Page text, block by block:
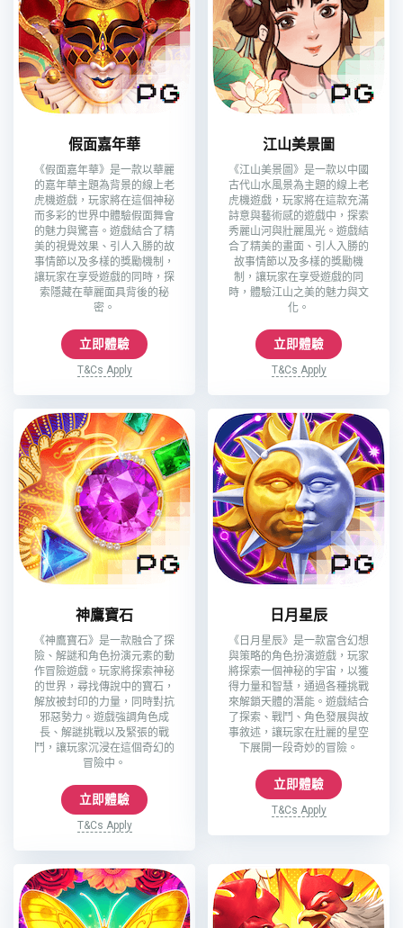
假面嘉年華
《假面嘉年華》是一款以華麗
的嘉年華主題為背景的線上老
虎機遊戲，玩家將在這個神秘
而多彩的世界中體驗假面舞會
的魅力與驚喜。遊戲結合了精
美的視覺效果、引人入勝的故
事情節以及多樣的獎勵機制，
讓玩家在享受遊戲的同時，探
索隱藏在華麗面具背後的秘
密。
立即體驗
T&Cs Apply
江山美景圖
《江山美景圖》是一款以中國
古代山水風景為主題的線上老
虎機遊戲，玩家將在這款充滿
詩意與藝術感的遊戲中，探索
秀麗山河與壯麗風光。遊戲結
合了精美的畫面、引人入勝的
故事情節以及多樣的獎勵機
制，讓玩家在享受遊戲的同
時，體驗江山之美的魅力與文
化。
立即體驗
T&Cs Apply
神鷹寶石
《神鷹寶石》是一款融合了探
險、解謎和角色扮演元素的動
作冒險遊戲。玩家將探索神秘
的世界，尋找傳說中的寶石，
解放被封印的力量，同時對抗
邪惡勢力。遊戲強調角色成
長、解謎挑戰以及緊張的戰
鬥，讓玩家沉浸在這個奇幻的
冒險中。
立即體驗
T&Cs Apply
日月星辰
《日月星辰》是一款富含幻想
與策略的角色扮演遊戲，玩家
將探索一個神秘的宇宙，以獲
得力量和智慧，通過各種挑戰
來解鎖天體的潛能。遊戲結合
了探索、戰鬥、角色發展與故
事敘述，讓玩家在壯麗的星空
下展開一段奇妙的冒險。
立即體驗
T&Cs Apply